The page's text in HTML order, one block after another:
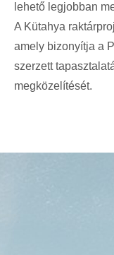
lehető legjobban
A Kütahya
amely bizonyítja a
szerzett
megközelítését.